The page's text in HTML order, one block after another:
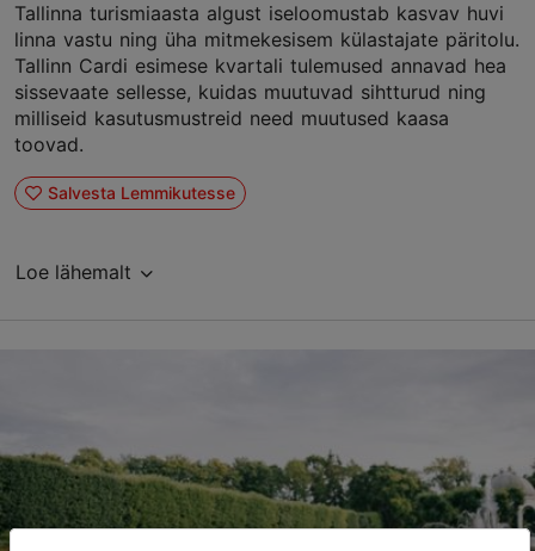
Tallinna turismiaasta algust iseloomustab kasvav huvi
linna vastu ning üha mitmekesisem külastajate päritolu.
Tallinn Cardi esimese kvartali tulemused annavad hea
sissevaate sellesse, kuidas muutuvad sihtturud ning
milliseid kasutusmustreid need muutused kaasa
toovad.
Salvesta Lemmikutesse
Loe lähemalt